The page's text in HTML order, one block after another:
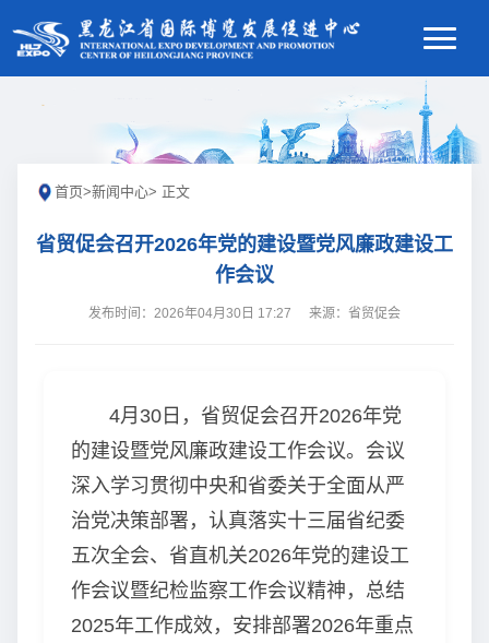
首页>新闻中心> 正文
省贸促会召开2026年党的建设暨党风廉政建设工
作会议
发布时间：2026年04月30日 17:27 来源：省贸促会
4月30日，省贸促会召开2026年党
的建设暨党风廉政建设工作会议。会议
深入学习贯彻中央和省委关于全面从严
治党决策部署，认真落实十三届省纪委
五次全会、省直机关2026年党的建设工
作会议暨纪检监察工作会议精神，总结
2025年工作成效，安排部署2026年重点